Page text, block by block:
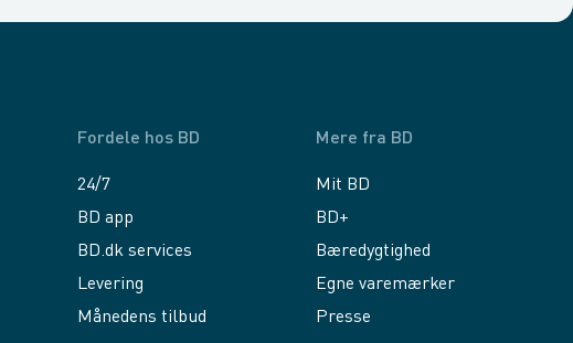
Fordele hos BD
24/7
BD app
BD.dk services
Levering
Månedens tilbud
Mere fra BD
Mit BD
BD+
Bæredygtighed
Egne varemærker
Presse